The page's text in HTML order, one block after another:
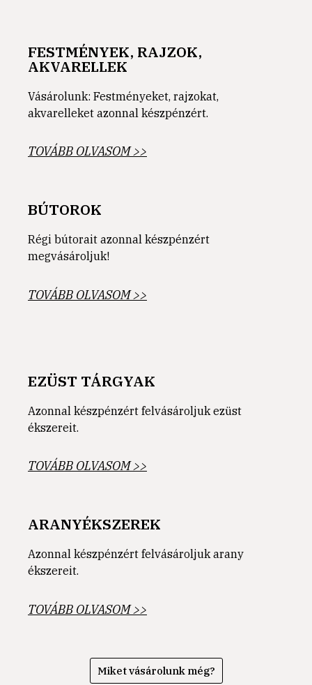
FESTMÉNYEK, RAJZOK,
AKVARELLEK
Vásárolunk: Festményeket, rajzokat,
akvarelleket azonnal készpénzért.
TOVÁBB OLVASOM >>
BÚTOROK
Régi bútorait azonnal készpénzért
megvásároljuk!
TOVÁBB OLVASOM >>
EZÜST TÁRGYAK
Azonnal készpénzért felvásároljuk ezüst
ékszereit.
TOVÁBB OLVASOM >>
ARANYÉKSZEREK
Azonnal készpénzért felvásároljuk arany
ékszereit.
TOVÁBB OLVASOM >>
Miket vásárolunk még?